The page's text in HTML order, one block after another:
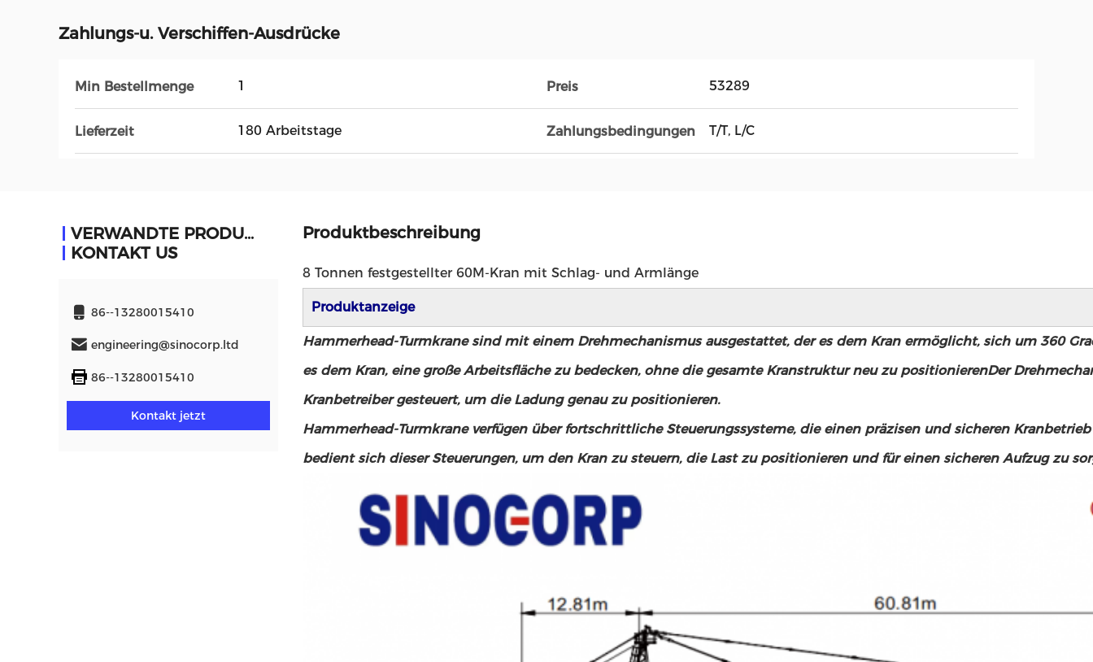
Zahlungs-u. Verschiffen-Ausdrücke
Min Bestellmenge 1 Preis 53289
Lieferzeit 180 Arbeitstage Zahlungsbedingungen T/T, L/C
VERWANDTE PRODUKTE
KONTAKT US
86--13280015410
engineering@sinocorp.ltd
86--13280015410
Kontakt jetzt
Produktbeschreibung
8 Tonnen festgestellter 60M-Kran mit Schlag- und Armlänge
Produktanzeige
Hammerhead-Turmkrane sind mit einem Drehmechanismus ausgestattet, der es dem Kran ermöglicht, sich um 360
es dem Kran, eine große Arbeitsfläche zu bedecken, ohne die gesamte Kranstruktur neu zu positionierenDer
Kranbetreiber gesteuert, um die Ladung genau zu positionieren.
Hammerhead-Turmkrane verfügen über fortschrittliche Steuerungssysteme, die einen präzisen und sicheren
bedient sich dieser Steuerungen, um den Kran zu steuern, die Last zu positionieren und für einen sicheren Aufzug zu